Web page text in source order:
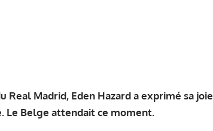
Madrid, Eden Hazard a exprimé sa joie
Le Belge attendait ce moment.